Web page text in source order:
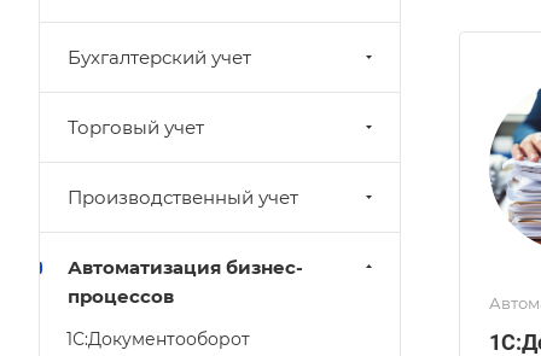
Бухгалтерский учет
Торговый учет
Производственный учет
Автоматизация бизнес-
процессов
1С:Документооборот